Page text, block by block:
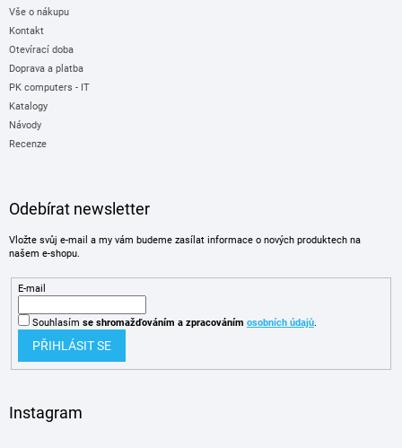
Vše o nákupu
Kontakt
Otevírací doba
Doprava a platba
PK computers - IT
Katalogy
Návody
Recenze
Odebírat newsletter
Vložte svůj e-mail a my vám budeme zasílat informace o nových produktech na
našem e-shopu.
E-mail
Souhlasím se shromažďováním a zpracováním osobních údajů.
PŘIHLÁSIT SE
Instagram